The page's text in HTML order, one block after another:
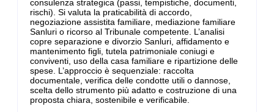
consulenza strategica (passi, tempistiche, documenti,
rischi). Si valuta la praticabilità di accordo,
negoziazione assistita familiare, mediazione familiare
Sanluri o ricorso al Tribunale competente. L’analisi
copre separazione e divorzio Sanluri, affidamento e
mantenimento figli, tutela patrimoniale coniugi e
conviventi, uso della casa familiare e ripartizione delle
spese. L’approccio è sequenziale: raccolta
documentale, verifica delle condotte utili o dannose,
scelta dello strumento più adatto e costruzione di una
proposta chiara, sostenibile e verificabile.